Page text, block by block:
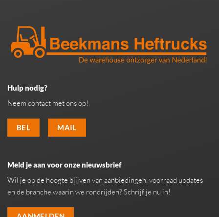
Hulp nodig?
Neem contact met ons op!
BEL MAIL
Meld je aan voor onze nieuwsbrief
Wil je op de hoogte blijven van aanbiedingen, voorraad updates
en de branche waarin we rondrijden? Schrijf je nu in!